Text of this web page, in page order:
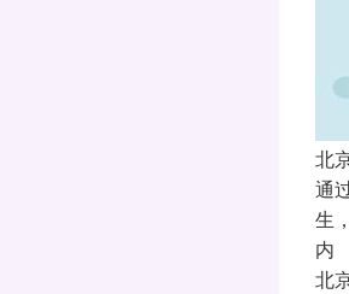
北
通
生
内
北